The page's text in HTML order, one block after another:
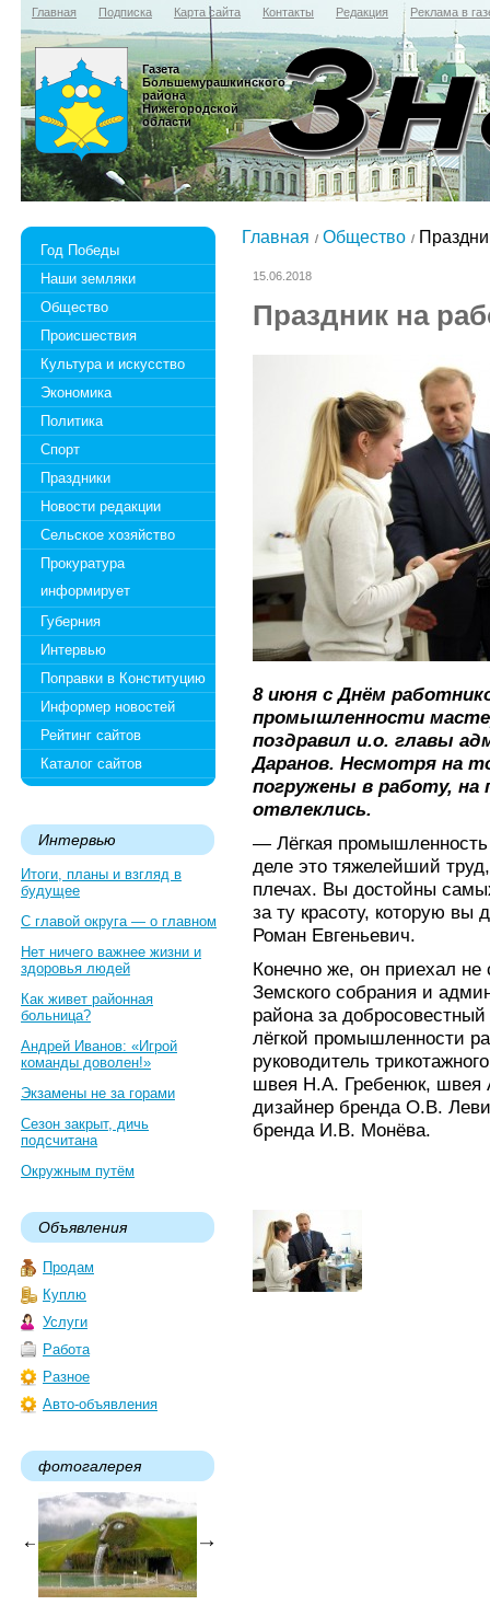
Главная Подписка Карта сайта Контакты Редакция Реклама в
Газета
Большемурашкинского
района
Нижегородской
области
Год Победы
Наши земляки
Общество
Происшествия
Культура и искусство
Экономика
Политика
Спорт
Праздники
Новости редакции
Сельское хозяйство
Прокуратура
информирует
Губерния
Интервью
Поправки в Конституцию
Информер новостей
Рейтинг сайтов
Каталог сайтов
Интервью
Итоги, планы и взгляд в
будущее
С главой округа — о главном
Нет ничего важнее жизни и
здоровья людей
Как живет районная
больница?
Андрей Иванов: «Игрой
команды доволен!»
Экзамены не за горами
Сезон закрыт, дичь
подсчитана
Окружным путём
Объявления
Продам
Куплю
Услуги
Работа
Разное
Авто-объявления
фотогалерея
Главная Общество
15.06.2018
Праздник на
8 июня с Днём
промышленности
поздравил и.о. главы
Даранов. Несмотря на
погружены в работу, на
отвлеклись.
— Лёгкая
деле это тяжелейший
плечах. Вы достойны
за ту красоту, которую
Роман Евгеньевич.
Конечно же, он приехал
Земского собрания и
района за
лёгкой промышленности
руководитель
швея Н.А. Гребенюк, швея
дизайнер бренда О.В.
бренда И.В. Монёва.